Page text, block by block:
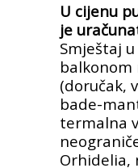
U cijenu
je
Smještaj
balkonom
(doručak,
bade-
termalna
Orhidelia,